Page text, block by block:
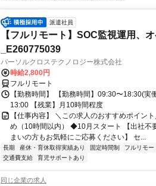
派遣社員
【フルリモート】SOC監視運用、
_E260775039
パーソルクロステクノロジー株式会社
時給2,800円
フルリモート
【勤務時間】 【勤務時間】09:30〜18:30(
13:00 【残業】月10時間程度
【仕事内容】 ＼この求人のおすすめポイ
め（10時間以内） ◆10月スタート 【出社不
まいの方もお気軽にご応募ください】 セ...
長期 産休・育休取得実績あり 固定時間制 フルリモー
交通費支給
育児サポートあり
同じ企業の求人